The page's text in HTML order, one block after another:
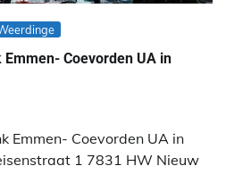
Coevorden UA in
Emmen- Coevorden UA in
1 7831 HW Nieuw